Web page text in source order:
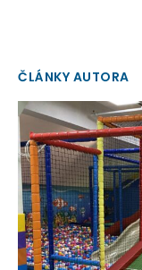
ČLÁNKY AUTORA